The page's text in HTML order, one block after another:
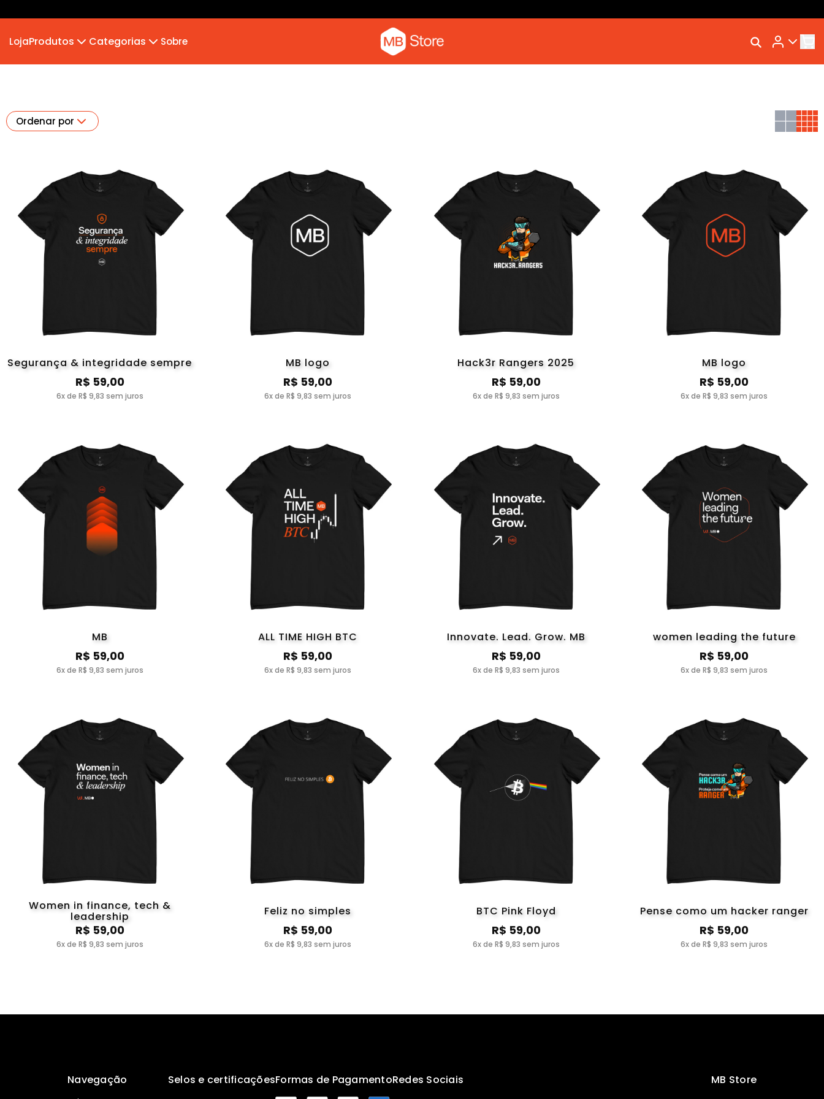
LojaProdutos Categorias Sobre
Ordenar por
Segurança & integridade sempre
R$ 59,00
6x de R$ 9,83 sem juros
MB logo
R$ 59,00
6x de R$ 9,83 sem juros
Hack3r Rangers 2025
R$ 59,00
6x de R$ 9,83 sem juros
MB logo
R$ 59,00
6x de R$ 9,83 sem juros
MB
R$ 59,00
6x de R$ 9,83 sem juros
ALL TIME HIGH BTC
R$ 59,00
6x de R$ 9,83 sem juros
Innovate. Lead. Grow. MB
R$ 59,00
6x de R$ 9,83 sem juros
women leading the future
R$ 59,00
6x de R$ 9,83 sem juros
Women in finance, tech &
leadership
R$ 59,00
6x de R$ 9,83 sem juros
Feliz no simples
R$ 59,00
6x de R$ 9,83 sem juros
BTC Pink Floyd
R$ 59,00
6x de R$ 9,83 sem juros
Pense como um hacker ranger
R$ 59,00
6x de R$ 9,83 sem juros
Navegação Selos e certificaçõesFormas de PagamentoRedes Sociais MB Store